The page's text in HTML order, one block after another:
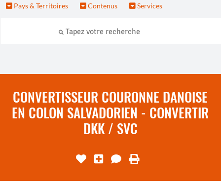
Pays & Territoires Contenus Services
CONVERTISSEUR COURONNE DANOISE
EN COLON SALVADORIEN - CONVERTIR
DKK / SVC